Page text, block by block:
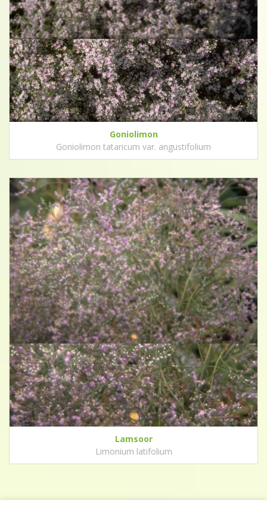
Goniolimon
Goniolimon tataricum var. angustifolium
Lamsoor
Limonium latifolium